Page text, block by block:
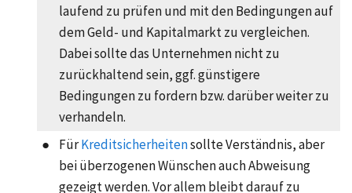
laufend zu prüfen und mit den Bedingungen auf
dem Geld- und Kapitalmarkt zu vergleichen.
Dabei sollte das Unternehmen nicht zu
zurückhaltend sein, ggf. günstigere
Bedingungen zu fordern bzw. darüber weiter zu
verhandeln.
●
FürKreditsicherheitensollte Verständnis, aber
bei überzogenen Wünschen auch Abweisung
gezeigt werden. Vor allem bleibt darauf zu